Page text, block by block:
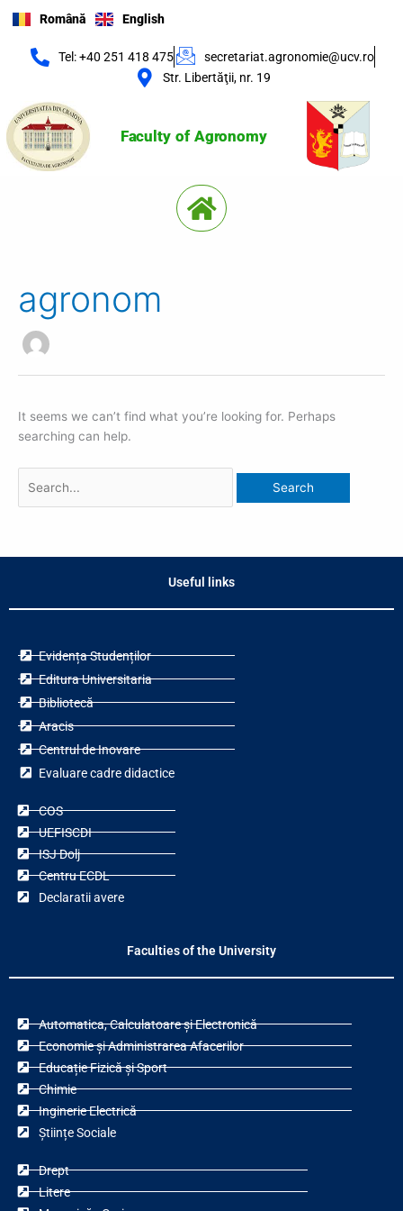
content
Română English
Tel: +40 251 418 475
secretariat.agronomie@ucv.ro
Str. Libertăţii, nr. 19
Faculty of Agronomy
Menu
agronom
It seems we can’t find what you’re looking for. Perhaps
searching can help.
Search
Useful links
Evidența Studenților
Editura Universitaria
Bibliotecă
Aracis
Centrul de Inovare
Evaluare cadre didactice
COS
UEFISCDI
ISJ Dolj
Centru ECDL
Declaratii avere
Faculties of the University
Automatica, Calculatoare și Electronică
Economie și Administrarea Afacerilor
Educație Fizică și Sport
Chimie
Inginerie Electrică
Științe Sociale
Drept
Litere